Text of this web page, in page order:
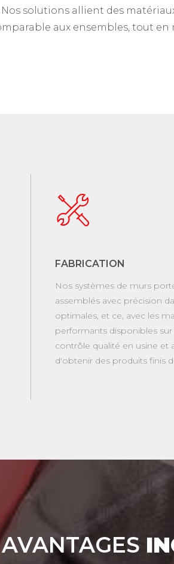
solutions allient des
aux ensembles, tout
FABRICATION
Nos systèmes de murs
assemblés avec précision
optimales, et ce, avec les
performants disponibles
contrôle qualité en usine et
d'obtenir des produits finis